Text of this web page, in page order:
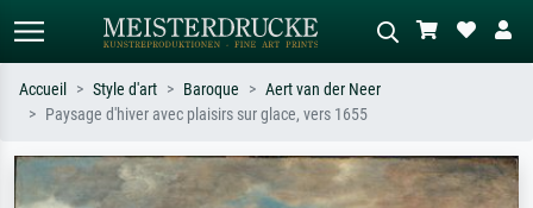
Recherchez par artiste, titre ou style –
ex. Monet, Nuit étoilée,
Décrivez la scène – ex. prairie verte,
abstrait avec beaucoup de rouge,
Accueil Style d'art Baroque
Aert van der Neer
Paysage d'hiver avec plaisirs sur glace, vers 1655